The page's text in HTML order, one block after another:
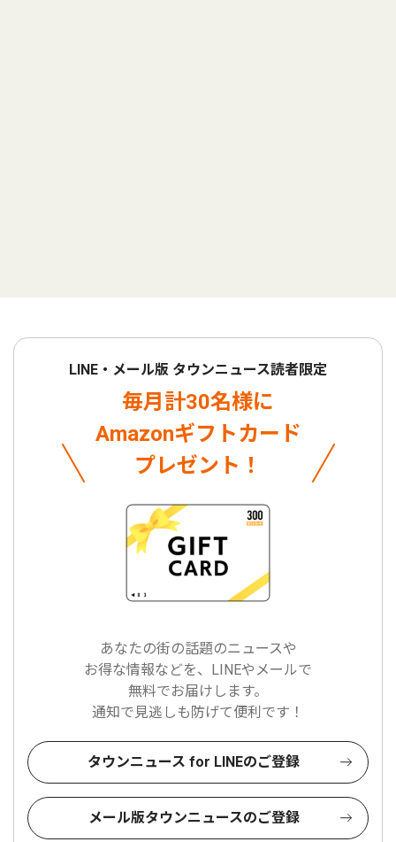
LINE・メール版 タウンニュース読者限定
毎月計30名様に
Amazonギフトカード
プレゼント！
あなたの街の話題のニュースや
お得な情報などを、LINEやメールで
無料でお届けします。
通知で見逃しも防げて便利です！
タウンニュース for LINEのご登録
メール版タウンニュースのご登録